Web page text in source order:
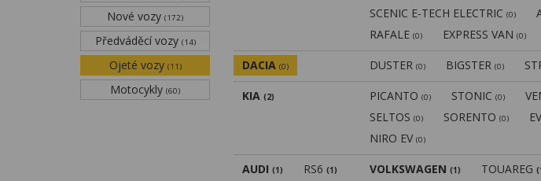
Nové vozy (172)
Předváděcí vozy (14)
Ojeté vozy (11)
Motocykly (60)
SCENIC E-TECH ELECTRIC(0)
RAFALE(0) EXPRESS VAN(0)
DACIA (0) DUSTER(0) BIGSTER(0)
KIA (2) PICANTO(0) STONIC(0)
SELTOS(0) SORENTO(0)
NIRO EV(0)
AUDI (1) RS6 (1) VOLKSWAGEN (1) TOUAREG